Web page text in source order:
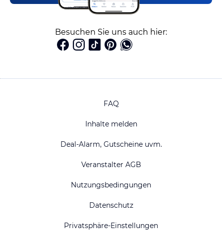
Besuchen Sie uns auch hier:
FAQ
Inhalte melden
Deal-Alarm, Gutscheine uvm.
Veranstalter AGB
Nutzungsbedingungen
Datenschutz
Privatsphäre-Einstellungen